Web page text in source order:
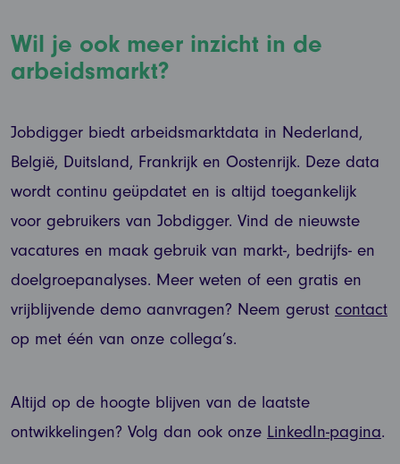
Wil je ook meer inzicht in de
arbeidsmarkt?
Jobdigger biedt arbeidsmarktdata in Nederland,
België, Duitsland, Frankrijk en Oostenrijk. Deze data
wordt continu geüpdatet en is altijd toegankelijk
voor gebruikers van Jobdigger. Vind de nieuwste
vacatures en maak gebruik van markt-, bedrijfs- en
doelgroepanalyses. Meer weten of een gratis en
vrijblijvende demo aanvragen? Neem gerust contact
op met één van onze collega’s.
Altijd op de hoogte blijven van de laatste
ontwikkelingen? Volg dan ook onze LinkedIn-pagina.